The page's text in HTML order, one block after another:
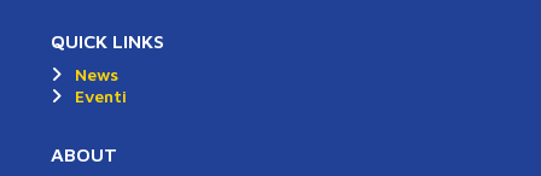
QUICK LINKS
News
Eventi
ABOUT